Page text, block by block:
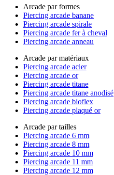
Arcade par formes
Piercing arcade banane
Piercing arcade spirale
Piercing arcade fer à cheval
Piercing arcade anneau
Arcade par matériaux
Piercing arcade acier
Piercing arcade or
Piercing arcade titane
Piercing arcade titane anodisé
Piercing arcade bioflex
Piercing arcade plaqué or
Arcade par tailles
Piercing arcade 6 mm
Piercing arcade 8 mm
Piercing arcade 10 mm
Piercing arcade 11 mm
Piercing arcade 12 mm